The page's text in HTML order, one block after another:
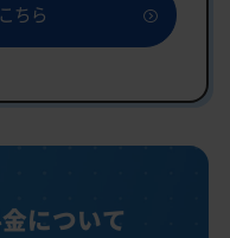
ちら
について